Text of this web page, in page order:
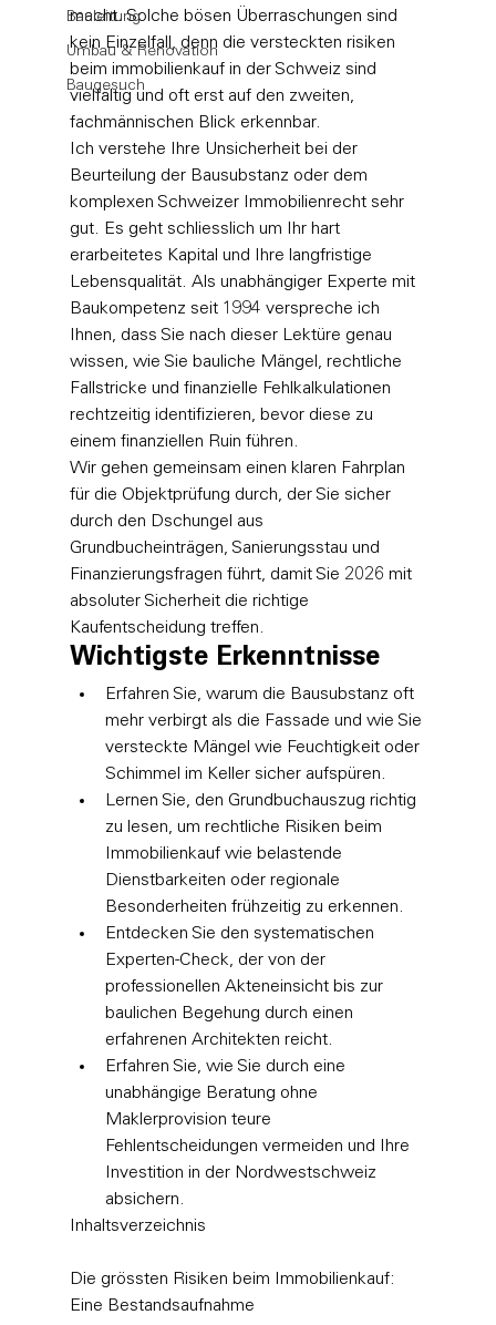
Bauleitung
Umbau & Renovation
Baugesuch
macht. Solche bösen Überraschungen sind
kein Einzelfall, denn die versteckten risiken
beim immobilienkauf in der Schweiz sind
vielfältig und oft erst auf den zweiten,
fachmännischen Blick erkennbar.
Ich verstehe Ihre Unsicherheit bei der
Beurteilung der Bausubstanz oder dem
komplexen Schweizer Immobilienrecht sehr
gut. Es geht schliesslich um Ihr hart
erarbeitetes Kapital und Ihre langfristige
Lebensqualität. Als unabhängiger Experte mit
Baukompetenz seit 1994 verspreche ich
Ihnen, dass Sie nach dieser Lektüre genau
wissen, wie Sie bauliche Mängel, rechtliche
Fallstricke und finanzielle Fehlkalkulationen
rechtzeitig identifizieren, bevor diese zu
einem finanziellen Ruin führen.
Wir gehen gemeinsam einen klaren Fahrplan
für die Objektprüfung durch, der Sie sicher
durch den Dschungel aus
Grundbucheinträgen, Sanierungsstau und
Finanzierungsfragen führt, damit Sie 2026 mit
absoluter Sicherheit die richtige
Kaufentscheidung treffen.
Wichtigste Erkenntnisse
Erfahren Sie, warum die Bausubstanz oft
mehr verbirgt als die Fassade und wie Sie
versteckte Mängel wie Feuchtigkeit oder
Schimmel im Keller sicher aufspüren.
Lernen Sie, den Grundbuchauszug richtig
zu lesen, um rechtliche Risiken beim
Immobilienkauf wie belastende
Dienstbarkeiten oder regionale
Besonderheiten frühzeitig zu erkennen.
Entdecken Sie den systematischen
Experten-Check, der von der
professionellen Akteneinsicht bis zur
baulichen Begehung durch einen
erfahrenen Architekten reicht.
Erfahren Sie, wie Sie durch eine
unabhängige Beratung ohne
Maklerprovision teure
Fehlentscheidungen vermeiden und Ihre
Investition in der Nordwestschweiz
absichern.
Inhaltsverzeichnis
Die grössten Risiken beim Immobilienkauf:
Eine Bestandsaufnahme